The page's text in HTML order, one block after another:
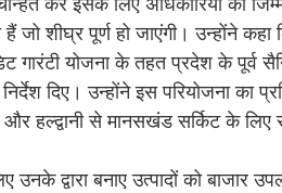
जो शीघ्र पूर्ण हो जाएंगी। उन्होंने
गारंटी योजना के तहत प्रदेश के पूर्व
दिए। उन्होंने इस परियोजना का
हल्द्वानी से मानसखंड सर्किट के
द्वारा बनाए उत्पादों को बाजार